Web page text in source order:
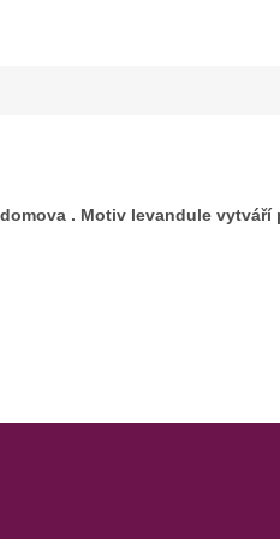
. Motiv levandule